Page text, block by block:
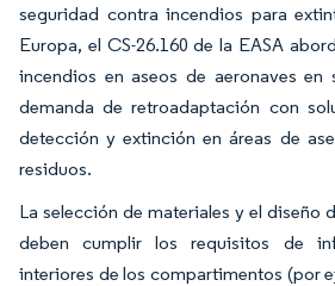
seguridad contra incendios para
Europa, el CS-26.160 de la EASA
incendios en aseos de aeronaves en
demanda de retroadaptación con
detección y extinción en áreas de
residuos.
La selección de materiales y el diseño
deben cumplir los requisitos de
interiores de los compartimentos (por